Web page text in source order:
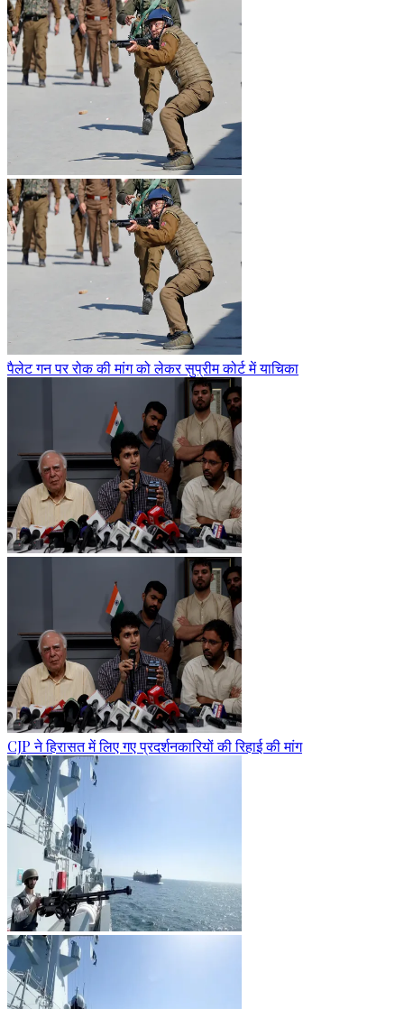
पैलेट गन पर रोक की मांग को लेकर सुप्रीम कोर्ट में याचिका
CJP ने हिरासत में लिए गए प्रदर्शनकारियों की रिहाई की मांग